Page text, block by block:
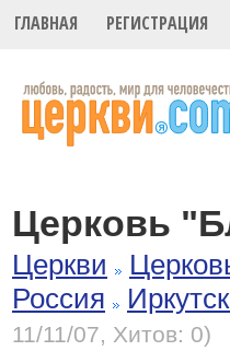
ГЛАВНАЯ РЕГИСТРАЦИЯ
Церковь
Церкви
Россия
11/11/07, Хитов: 0)